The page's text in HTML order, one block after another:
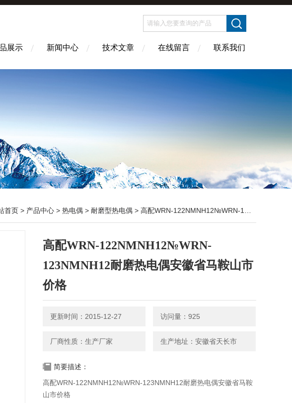
展示 新闻中心 技术文章 在线留言 联系我们
首页 > 产品中心 > 热电偶 > 耐磨型热电偶 > 高配WRN-122NMNH12№WRN-123NMNH12耐磨热电偶安徽省马鞍山市价格
高配WRN-122NMNH12№WRN-
123NMNH12耐磨热电偶安徽省马鞍山市
价格
更新时间：2015-12-27 访问量：925
厂商性质：生产厂家 生产地址：安徽省天长市
简要描述：
高配WRN-122NMNH12№WRN-123NMNH12耐磨热电偶安徽省马鞍
山市价格